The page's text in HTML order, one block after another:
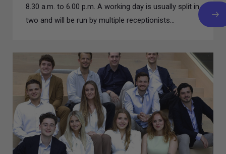
8.30 a.m. to 6.00 p.m. A working day is usually split in
two and will be run by multiple receptionists...